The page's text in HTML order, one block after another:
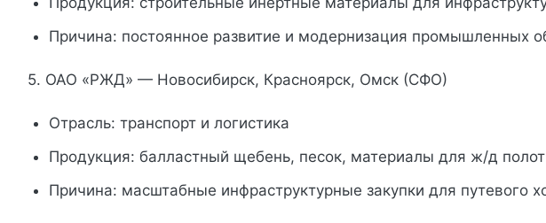
Причина: постоянное развитие и модернизация промышленных
5. ОАО «РЖД» — Новосибирск, Красноярск, Омск (СФО)
Отрасль: транспорт и логистика
Продукция: балластный щебень, песок, материалы для ж/д
Причина: масштабные инфраструктурные закупки для путевого